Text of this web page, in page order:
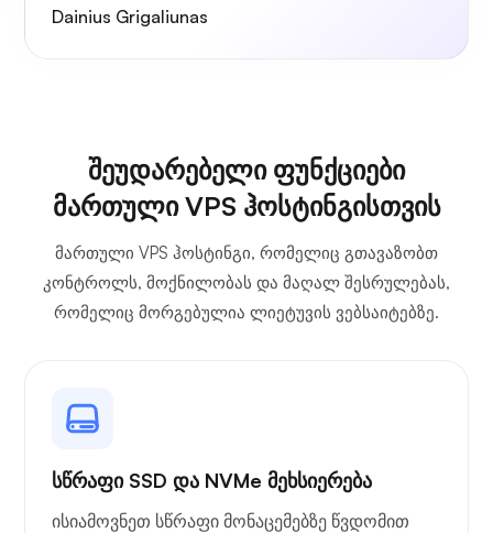
Dainius Grigaliunas
შეუდარებელი ფუნქციები
მართული VPS ჰოსტინგისთვის
მართული VPS ჰოსტინგი, რომელიც გთავაზობთ
კონტროლს, მოქნილობას და მაღალ შესრულებას,
რომელიც მორგებულია ლიეტუვის ვებსაიტებზე.
სწრაფი SSD და NVMe მეხსიერება
ისიამოვნეთ სწრაფი მონაცემებზე წვდომით